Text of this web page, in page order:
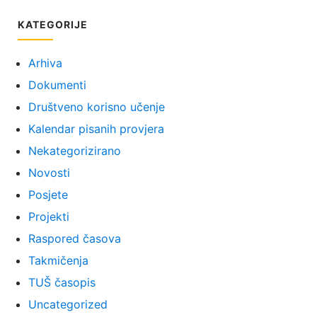
KATEGORIJE
Arhiva
Dokumenti
Društveno korisno učenje
Kalendar pisanih provjera
Nekategorizirano
Novosti
Posjete
Projekti
Raspored časova
Takmičenja
TUŠ časopis
Uncategorized